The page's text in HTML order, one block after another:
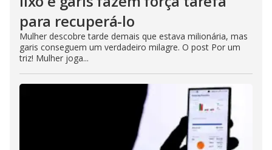
para recuperá-lo
Mulher descobre tarde demais que estava milionária, mas
garis conseguem um verdadeiro milagre. O post Por um
triz! Mulher joga...